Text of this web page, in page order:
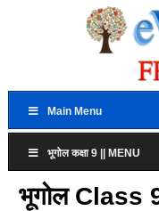
Main Menu
भूगोल कक्षा 9 || MENU
भूगोल Class